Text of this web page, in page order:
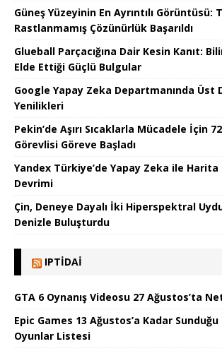
Güneş Yüzeyinin En Ayrıntılı Görüntüsü:
Rastlanmamış Çözünürlük Başarıldı
Glueball Parçacığına Dair Kesin Kanıt:
Elde Ettiği Güçlü Bulgular
Google Yapay Zeka Departmanında Üst
Yenilikleri
Pekin’de Aşırı Sıcaklarla Mücadele İçin
Görevlisi Göreve Başladı
Yandex Türkiye’de Yapay Zeka ile Harita
Devrimi
Çin, Deneye Dayalı İki Hiperspektral
Denizle Buluşturdu
IPTIDAI
GTA 6 Oynanış Videosu 27 Ağustos’ta
Epic Games 13 Ağustos’a Kadar
Oyunlar Listesi